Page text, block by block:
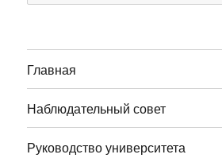
Главная
Наблюдательный совет
Руководство университета